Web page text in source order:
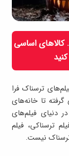
کالاهای اساسی
ترسناک فرا
تا خانه‌های
دنیای فیلم‌های
ترسناکی، فیلم
نیست.